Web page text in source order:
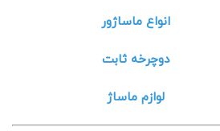
انواع ماساژور
دوچرخه ثابت
لوازم ماساژ